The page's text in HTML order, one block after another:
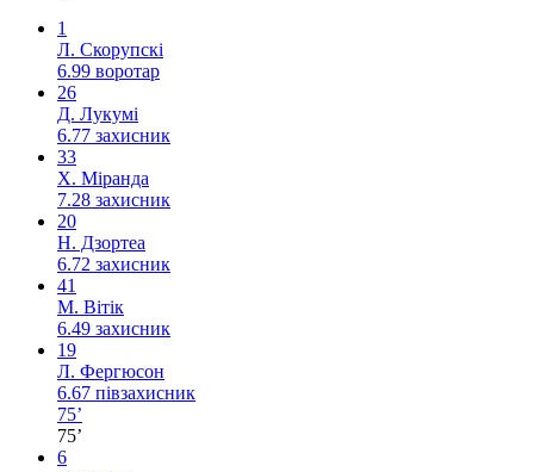
1
Л. Скорупскі
6.99 воротар
26
Д. Лукумі
6.77 захисник
33
Х. Міранда
7.28 захисник
20
Н. Дзортеа
6.72 захисник
41
М. Вітік
6.49 захисник
19
Л. Фергюсон
6.67 півзахисник
75’
75’
6